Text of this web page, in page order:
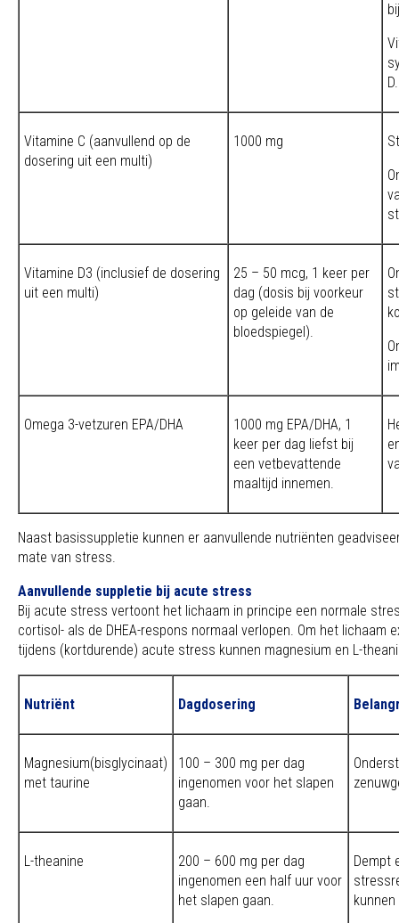
D.
Vitamine C (aanvullend op de
dosering uit een multi)
1000 mg
Vitamine D3 (inclusief de dosering
uit een multi)
25 – 50 mcg, 1 keer per
dag (dosis bij voorkeur
op geleide van de
bloedspiegel).
Omega 3-vetzuren EPA/DHA
1000 mg EPA/DHA, 1
keer per dag liefst bij
een vetbevattende
maaltijd innemen.
Naast basissuppletie kunnen er aanvullende nutriënten
mate van stress.
Aanvullende suppletie bij acute stress
Bij acute stress vertoont het lichaam in principe een normale
cortisol- als de DHEA-respons normaal verlopen. Om het lichaam
tijdens (kortdurende) acute stress kunnen magnesium en L-
Nutriënt Dagdosering
Magnesium(bisglycinaat)
met taurine
100 – 300 mg per dag
ingenomen voor het slapen
gaan.
L-theanine
200 – 600 mg per dag
ingenomen een half uur voor
het slapen gaan.
Dempt